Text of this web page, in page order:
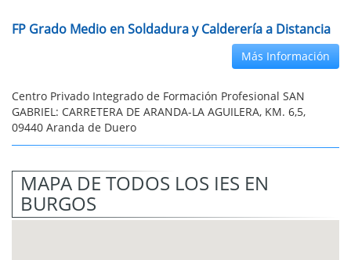
FP Grado Medio en Soldadura y Calderería a Distancia
Más Información
Centro Privado Integrado de Formación Profesional SAN
GABRIEL: CARRETERA DE ARANDA-LA AGUILERA, KM. 6,5,
09440 Aranda de Duero
MAPA DE TODOS LOS IES EN
BURGOS